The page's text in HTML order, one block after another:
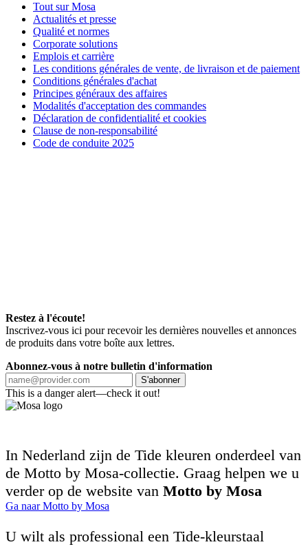
Tout sur Mosa
Actualités et presse
Qualité et normes
Corporate solutions
Emplois et carrière
Les conditions générales de vente, de livraison et de paiement
Conditions générales d'achat
Principes généraux des affaires
Modalités d'acceptation des commandes
Déclaration de confidentialité et cookies
Clause de non-responsabilité
Code de conduite 2025
Restez à l'écoute!
Inscrivez-vous ici pour recevoir les dernières nouvelles et annonces
de produits dans votre boîte aux lettres.
Abonnez-vous à notre bulletin d'information
S'abonner
This is a danger alert—check it out!
In Nederland zijn de Tide kleuren onderdeel van
de Motto by Mosa-collectie. Graag helpen we u
verder op de website van Motto by Mosa
Ga naar Motto by Mosa
U wilt als professional een Tide-kleurstaal